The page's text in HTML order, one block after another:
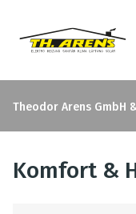
Theodor Arens GmbH
Komfort &